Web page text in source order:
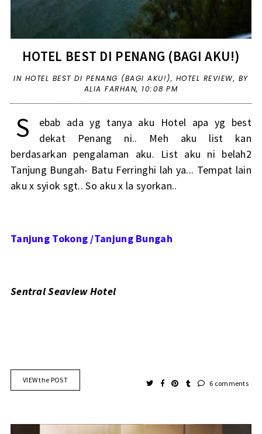
HOTEL BEST DI PENANG (BAGI AKU!)
IN HOTEL BEST DI PENANG (BAGI AKU!), HOTEL REVIEW, BY
ALIA FARHAN, 10:08 PM
S
ebab ada yg tanya aku Hotel apa yg best
dekat Penang ni.. Meh aku list kan
berdasarkan pengalaman aku. List aku ni belah2
Tanjung Bungah- Batu Ferringhi lah ya... Tempat lain
aku x syiok sgt.. So aku x la syorkan..
Tanjung Tokong /Tanjung Bungah
Sentral Seaview Hotel
VIEW the POST 6 comments